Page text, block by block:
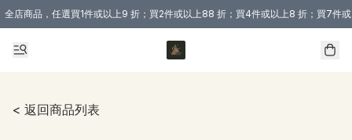
全店商品，任選買1件或以上9 折；買2件或以上88 折；買4件或以上8 折；買7件
購買 3 件商品或以上即享免運費優惠！（適用於 本地送貨、本地取貨 )
< 返回商品列表